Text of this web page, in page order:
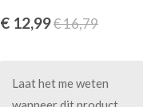
€ 12,99€ 16,79
Laat het me weten